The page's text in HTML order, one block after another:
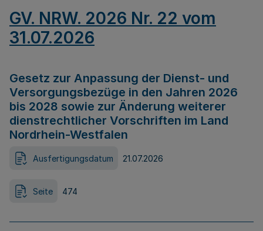
GV. NRW. 2026 Nr. 22 vom
31.07.2026
Gesetz zur Anpassung der Dienst- und
Versorgungsbezüge in den Jahren 2026
bis 2028 sowie zur Änderung weiterer
dienstrechtlicher Vorschriften im Land
Nordrhein-Westfalen
Ausfertigungsdatum 21.07.2026
Seite 474